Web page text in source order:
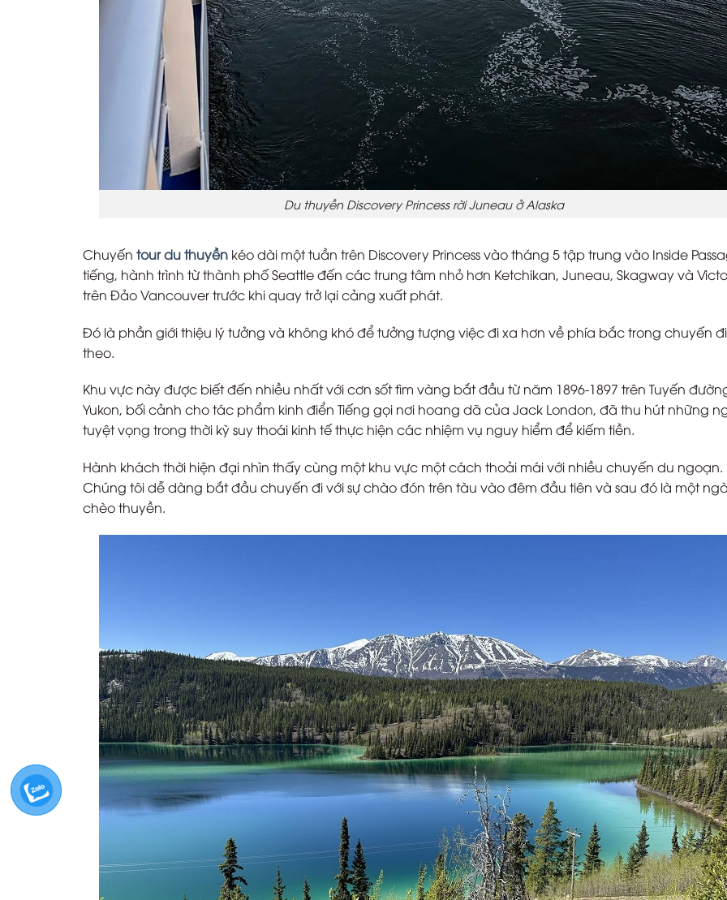
Du thuyền Discovery Princess rời Juneau ở Alaska
Chuyến tour du thuyền kéo dài một tuần trên Discovery Princess vào tháng 5 tập trung vào Inside
tiếng, hành trình từ thành phố Seattle đến các trung tâm nhỏ hơn Ketchikan, Juneau, Skagway và
trên Đảo Vancouver trước khi quay trở lại cảng xuất phát.
Đó là phần giới thiệu lý tưởng và không khó để tưởng tượng việc đi xa hơn về phía bắc trong chuyến
theo.
Khu vực này được biết đến nhiều nhất với cơn sốt tìm vàng bắt đầu từ năm 1896-1897 trên Tuyến
Yukon, bối cảnh cho tác phẩm kinh điển Tiếng gọi nơi hoang dã của Jack London, đã thu hút những
tuyệt vọng trong thời kỳ suy thoái kinh tế thực hiện các nhiệm vụ nguy hiểm để kiếm tiền.
Hành khách thời hiện đại nhìn thấy cùng một khu vực một cách thoải mái với nhiều chuyến du ngoạn.
Chúng tôi dễ dàng bắt đầu chuyến đi với sự chào đón trên tàu vào đêm đầu tiên và sau đó là một
chèo thuyền.